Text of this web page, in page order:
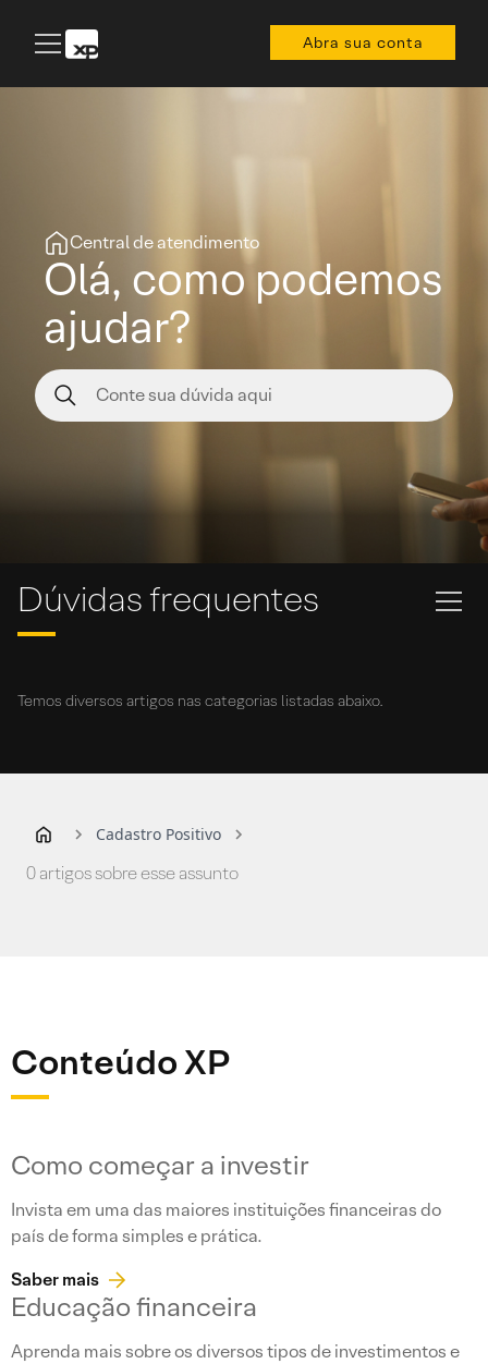
Abra sua conta
Central de atendimento
Olá, como podemos
ajudar?
Dúvidas frequentes
Temos diversos artigos nas categorias listadas abaixo.
Cadastro Positivo
0 artigos sobre esse assunto
Conteúdo XP
Como começar a investir
Invista em uma das maiores instituições financeiras do
país de forma simples e prática.
Saber mais
Educação financeira
Aprenda mais sobre os diversos tipos de investimentos e